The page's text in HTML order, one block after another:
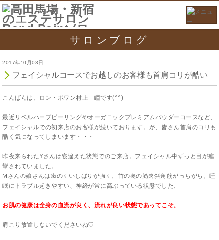
サロンブログ
2017年10月03日
フェイシャルコースでお越しのお客様も首肩コリが酷い
こんばんは、ロン・ポワン村上 瞳です(^^)
最近リベルハーブピーリングやオーガニックプレミアムパウダーコースなど、
フェイシャルでの初来店のお客様が続いております。が、皆さん首肩のコリも
酷く気になってしまいます・・・
昨夜来られたYさんは寝違えた状態でのご来店。フェイシャル中ずっと目が痙
攣されていました。
Mさんの娘さんは歯のくいしばりが強く、首の奥の筋肉斜角筋がっちがち。睡
眠にトラブル起きやすい、神経が常に高ぶっている状態でした。
お肌の健康は全身の血流が良く、流れが良い状態であってこそ。
肩こり放置しないでくださいね♡